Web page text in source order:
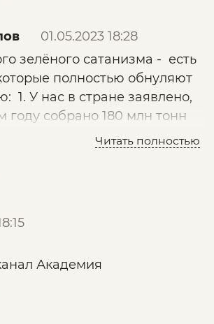
01.05.2023 18:28
зелёного сатанизма - есть
полностью обнуляют
1. У нас в стране заявлено,
году собрано 180 млн тонн
значит, что вместе с ними
пшеницы приходится
ГСМ за прошлый год
данным 60 млн. т. Это
эту огромную массу
как сырье для получения
горючего, по технологиям
Читать полностью
Академия